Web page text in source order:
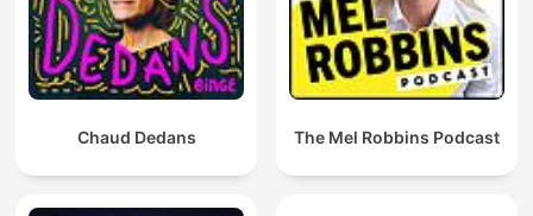
Chaud Dedans The Mel Robbins Podcast